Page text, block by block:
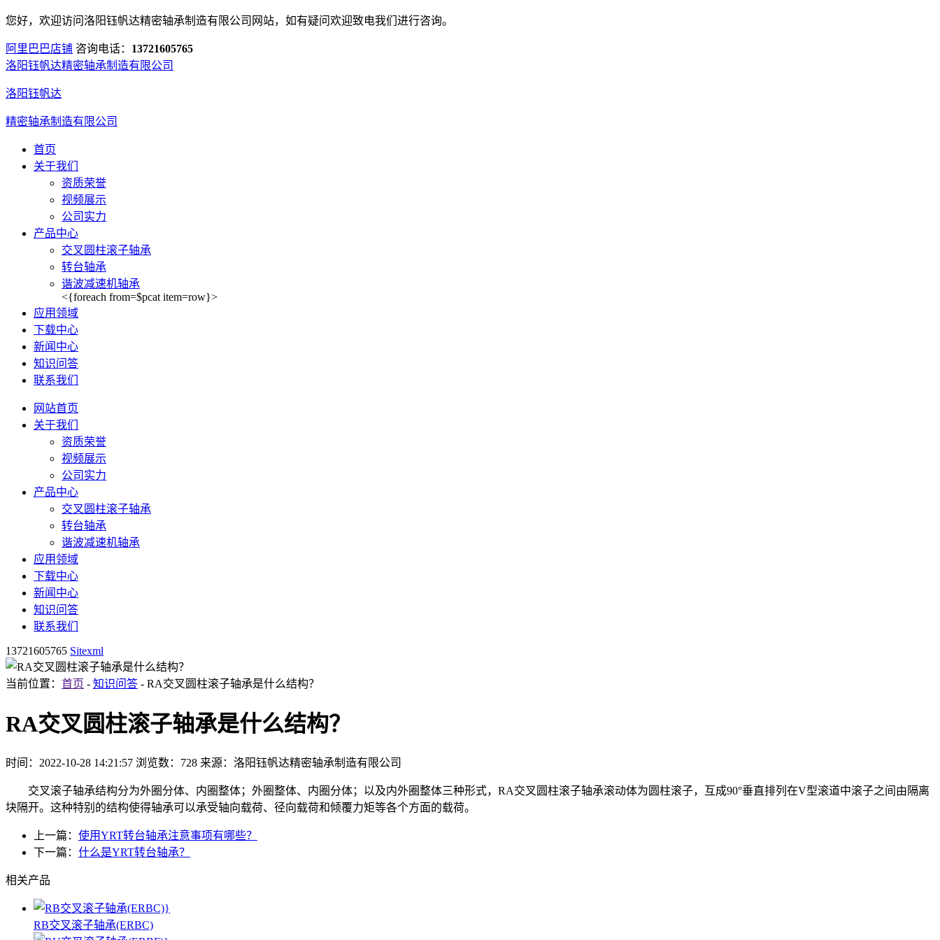
您好，欢迎访问洛阳钰帆达精密轴承制造有限公司网站，如有疑问欢迎致电我们进行咨询。
阿里巴巴店铺 咨询电话： 13721605765
洛阳钰帆达精密轴承制造有限公司
洛阳钰帆达
精密轴承制造有限公司
首页
关于我们
资质荣誉
视频展示
公司实力
产品中心
交叉圆柱滚子轴承
转台轴承
谐波减速机轴承
<{foreach from=$pcat item=row}>
应用领域
下载中心
新闻中心
知识问答
联系我们
网站首页
关于我们
资质荣誉
视频展示
公司实力
产品中心
交叉圆柱滚子轴承
转台轴承
谐波减速机轴承
应用领域
下载中心
新闻中心
知识问答
联系我们
13721605765 Sitexml
当前位置： 首页 - 知识问答 - RA交叉圆柱滚子轴承是什么结构？
RA交叉圆柱滚子轴承是什么结构？
时间：2022-10-28 14:21:57 浏览数：728 来源：洛阳钰帆达精密轴承制造有限公司
交叉滚子轴承结构分为外圈分体、内圈整体；外圈整体、内圈分体；以及内外圈整体三种形式，RA交叉圆柱滚子轴承滚动体为圆柱滚子，互成90°垂直排列在V型滚道中滚子之间由隔离
块隔开。这种特别的结构使得轴承可以承受轴向载荷、径向载荷和倾覆力矩等各个方面的载荷。
上一篇： 使用YRT转台轴承注意事项有哪些？
下一篇： 什么是YRT转台轴承？
相关产品
RB交叉滚子轴承(ERBC)